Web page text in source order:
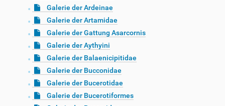
Galerie der Ardeinae
Galerie der Artamidae
Galerie der Gattung Asarcornis
Galerie der Aythyini
Galerie der Balaenicipitidae
Galerie der Bucconidae
Galerie der Bucerotidae
Galerie der Bucerotiformes